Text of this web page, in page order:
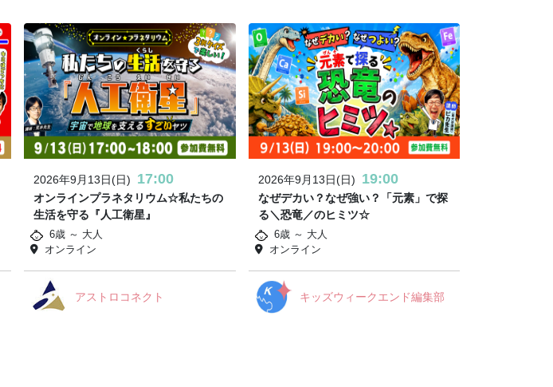
2026年9月13日(日) 17:00
オンラインプラネタリウム☆私たちの
生活を守る『人工衛星』
6歳 ～ 大人
オンライン
アストロコネクト
2026年9月13日(日) 19:00
なぜデカい？なぜ強い？「元素」で探
る＼恐竜／のヒミツ☆
6歳 ～ 大人
オンライン
キッズウィークエンド編集部